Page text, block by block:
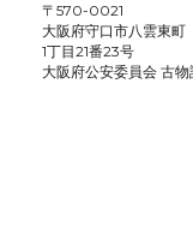
〒570-0021
大阪府守口市八雲東町
1丁目21番23号
大阪府公安委員会 古